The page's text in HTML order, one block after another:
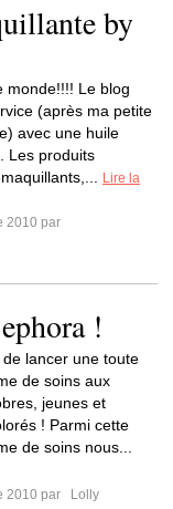
by
monde!!!! Le blog
(après ma petite
avec une huile
Les produits
Lire la
2010 par
!
lancer une toute
de soins aux
jeunes et
! Parmi cette
de soins nous...
2010 par
Lolly